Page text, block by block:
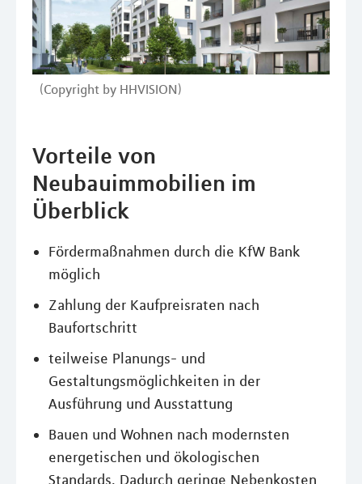
(Copyright by HHVISION)
Vorteile von
Neubauimmobilien im
Überblick
Fördermaßnahmen durch die KfW Bank
möglich
Zahlung der Kaufpreisraten nach
Baufortschritt
teilweise Planungs- und
Gestaltungsmöglichkeiten in der
Ausführung und Ausstattung
Bauen und Wohnen nach modernsten
energetischen und ökologischen
Standards. Dadurch geringe Nebenkosten